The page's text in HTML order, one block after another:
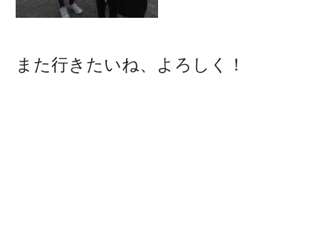
また行きたいね、よろしく！